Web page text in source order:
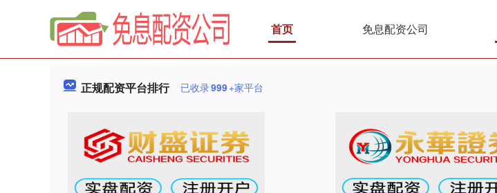
首页 免息配资公司
正规配资平台排行 已收录999+家平台